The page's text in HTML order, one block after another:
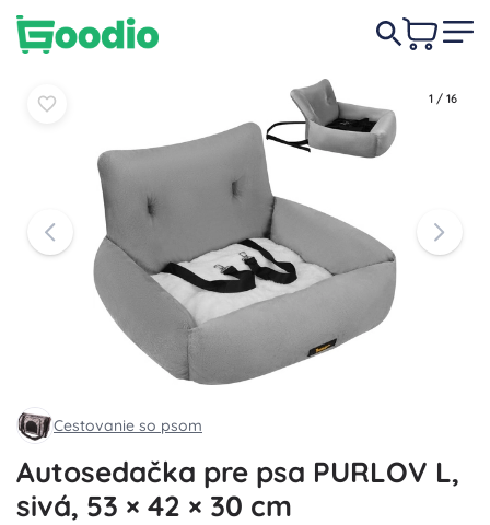
1 / 16
Cestovanie so psom
Autosedačka pre psa PURLOV L,
sivá, 53 × 42 × 30 cm
15,90 € Do košíka